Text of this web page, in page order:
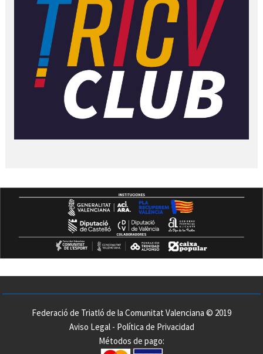
Federació de Triatló de la Comunitat Valenciana © 2019
Aviso Legal- Política de Privacidad
Métodos de pago: